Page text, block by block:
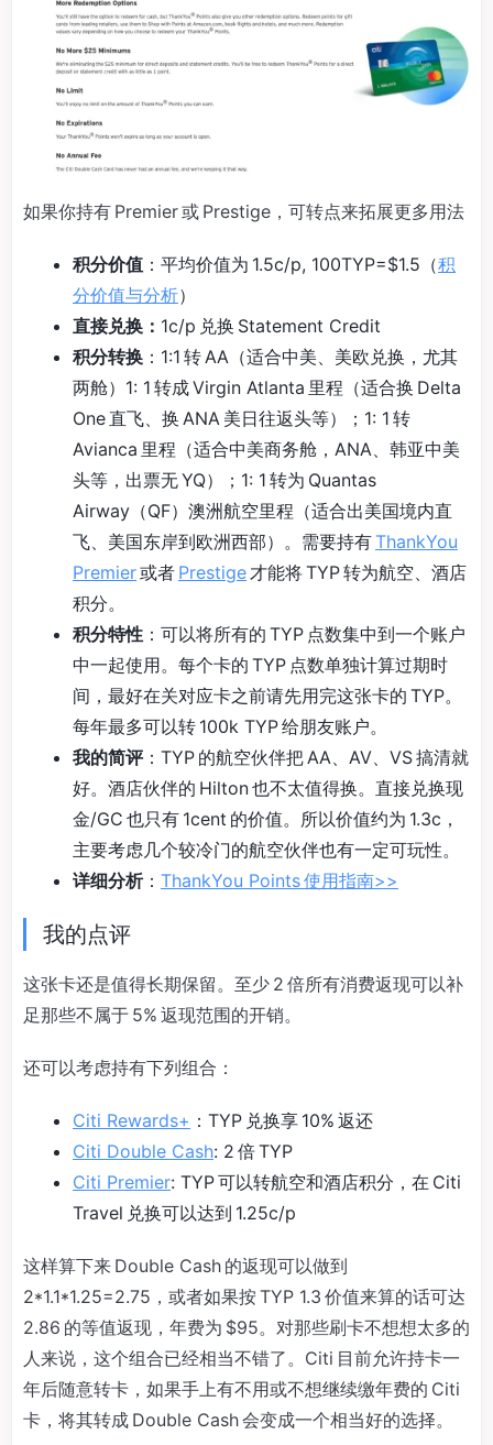
如果你持有 Premier 或 Prestige，可转点来拓展更多用法
积分价值 ：平均价值为 1.5c/p, 100TYP=$1.5（积
分价值与分析）
直接兑换： 1c/p 兑换 Statement Credit
积分转换 ：1:1 转 AA（适合中美、美欧兑换，尤其
两舱）1: 1 转成 Virgin Atlanta 里程（适合换 Delta
One 直飞、换 ANA 美日往返头等）；1: 1 转
Avianca 里程（适合中美商务舱，ANA、韩亚中美
头等，出票无 YQ）；1: 1 转为 Quantas
Airway（QF）澳洲航空里程（适合出美国境内直
飞、美国东岸到欧洲西部）。需要持有ThankYou
Premier或者 Prestige 才能将 TYP 转为航空、酒店
积分。
积分特性 ：可以将所有的 TYP 点数集中到一个账户
中一起使用。每个卡的 TYP 点数单独计算过期时
间，最好在关对应卡之前请先用完这张卡的 TYP。
每年最多可以转 100k TYP 给朋友账户。
我的简评：TYP 的航空伙伴把 AA、AV、VS 搞清就
好。酒店伙伴的 Hilton 也不太值得换。直接兑换现
金/GC 也只有 1cent 的价值。所以价值约为 1.3c，
主要考虑几个较冷门的航空伙伴也有一定可玩性。
详细分析： ThankYou Points 使用指南>>
我的点评
这张卡还是值得长期保留。至少 2 倍所有消费返现可以补
足那些不属于 5% 返现范围的开销。
还可以考虑持有下列组合：
Citi Rewards+ ：TYP 兑换享 10% 返还
Citi Double Cash: 2 倍 TYP
Citi Premier: TYP 可以转航空和酒店积分，在 Citi
Travel 兑换可以达到 1.25c/p
这样算下来 Double Cash 的返现可以做到
2*1.1*1.25=2.75，或者如果按 TYP 1.3 价值来算的话可达
2.86 的等值返现，年费为 $95。对那些刷卡不想想太多的
人来说，这个组合已经相当不错了。Citi 目前允许持卡一
年后随意转卡，如果手上有不用或不想继续缴年费的 Citi
卡，将其转成 Double Cash 会变成一个相当好的选择。